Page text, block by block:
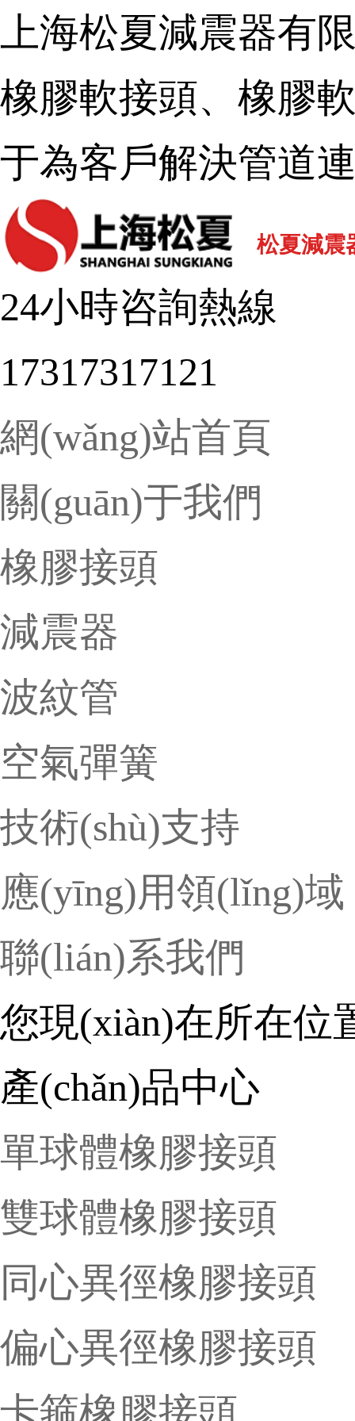
上海松夏減震器有
橡膠軟接頭、橡膠軟
于為客戶解決管道
松夏減震
24小時咨詢熱線
17317317121
網(wǎng)站首頁
關(guān)于我們
橡膠接頭
減震器
波紋管
空氣彈簧
技術(shù)支持
應(yīng)用領(lǐng)域
聯(lián)系我們
您現(xiàn)在所在位
產(chǎn)品中心
單球體橡膠接頭
雙球體橡膠接頭
同心異徑橡膠接頭
偏心異徑橡膠接頭